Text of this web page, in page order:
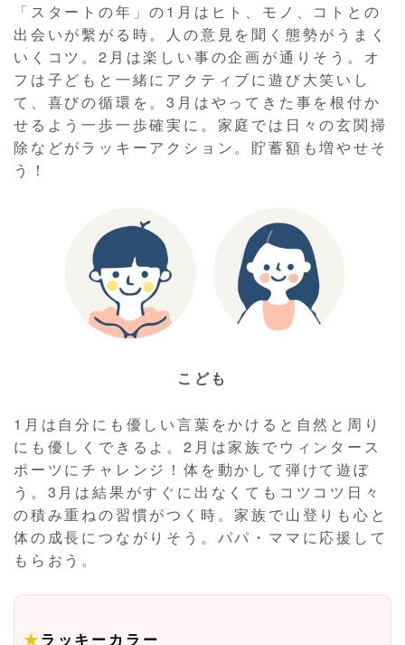
「スタートの年」の1月はヒト、モノ、コトとの
出会いが繫がる時。人の意見を聞く態勢がうまく
いくコツ。2月は楽しい事の企画が通りそう。オ
フは子どもと一緒にアクティブに遊び大笑いし
て、喜びの循環を。3月はやってきた事を根付か
せるよう一歩一歩確実に。家庭では日々の玄関掃
除などがラッキーアクション。貯蓄額も増やせそ
う！
こども
1月は自分にも優しい言葉をかけると自然と周り
にも優しくできるよ。2月は家族でウィンタース
ポーツにチャレンジ！体を動かして弾けて遊ぼ
う。3月は結果がすぐに出なくてもコツコツ日々
の積み重ねの習慣がつく時。家族で山登りも心と
体の成長につながりそう。パパ・ママに応援して
もらおう。
★ラッキーカラー